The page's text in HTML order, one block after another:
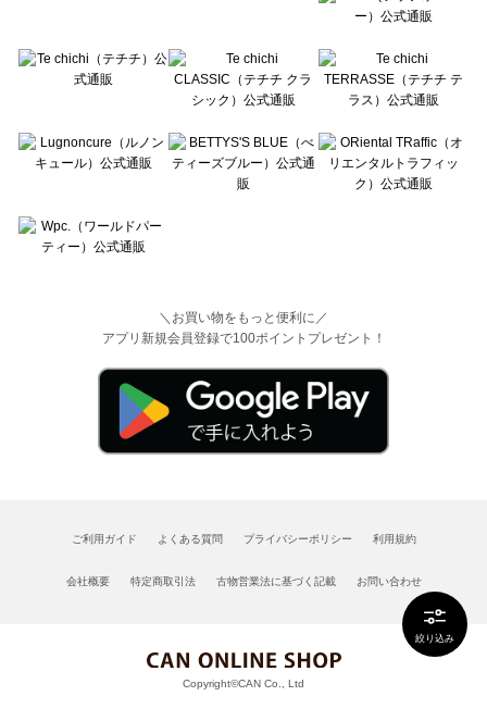
絞り込み
＼お買い物をもっと便利に／
アプリ新規会員登録で100ポイントプレゼント！
ご利用ガイド よくある質問 プライバシーポリシー 利用規約
会社概要 特定商取引法 古物営業法に基づく記載 お問い合わせ
Copyright©CAN Co., Ltd